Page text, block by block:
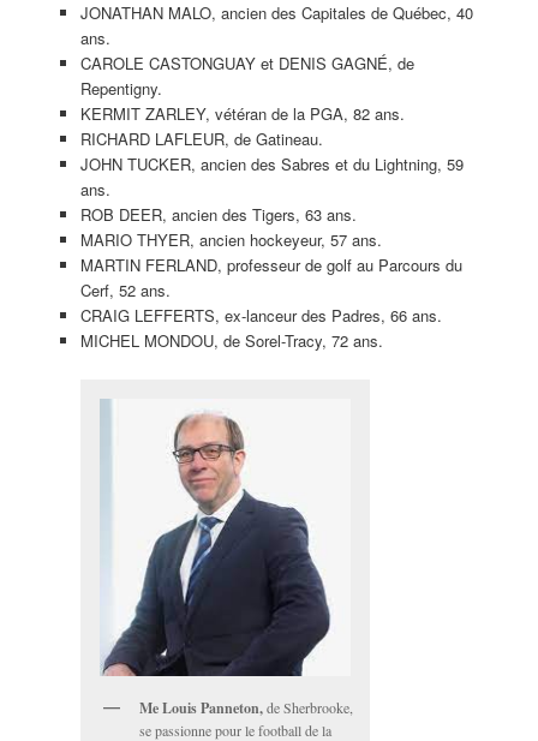
JONATHAN MALO, ancien des Capitales de Québec, 40
ans.
CAROLE CASTONGUAY et DENIS GAGNÉ, de
Repentigny.
KERMIT ZARLEY, vétéran de la PGA, 82 ans.
RICHARD LAFLEUR, de Gatineau.
JOHN TUCKER, ancien des Sabres et du Lightning, 59
ans.
ROB DEER, ancien des Tigers, 63 ans.
MARIO THYER, ancien hockeyeur, 57 ans.
MARTIN FERLAND, professeur de golf au Parcours du
Cerf, 52 ans.
CRAIG LEFFERTS, ex-lanceur des Padres, 66 ans.
MICHEL MONDOU, de Sorel-Tracy, 72 ans.
Me Louis Panneton,de Sherbrooke,
se passionne pour le football de la